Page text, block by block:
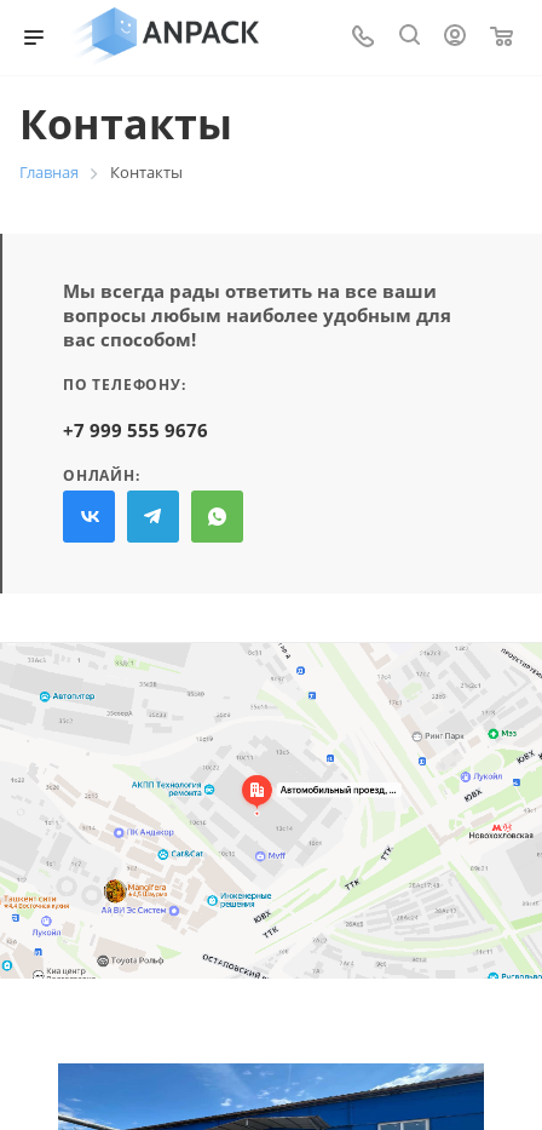
0
Контакты
Главная Контакты
Мы всегда рады ответить на все ваши
вопросы любым наиболее удобным для
вас способом!
ПО ТЕЛЕФОНУ:
+7 999 555 9676
ОНЛАЙН: